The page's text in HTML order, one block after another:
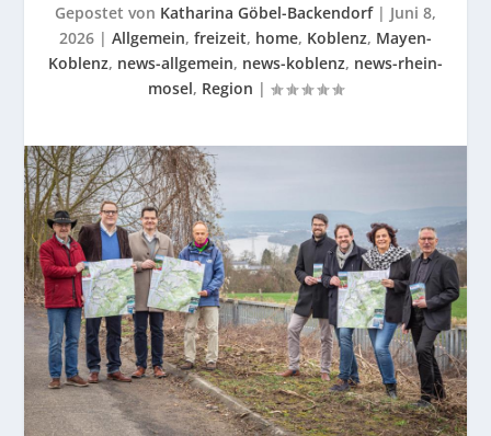
Gepostet von Katharina Göbel-Backendorf| Juni 8,
2026 | Allgemein, freizeit, home, Koblenz, Mayen-
Koblenz, news-allgemein, news-koblenz, news-rhein-
mosel, Region |